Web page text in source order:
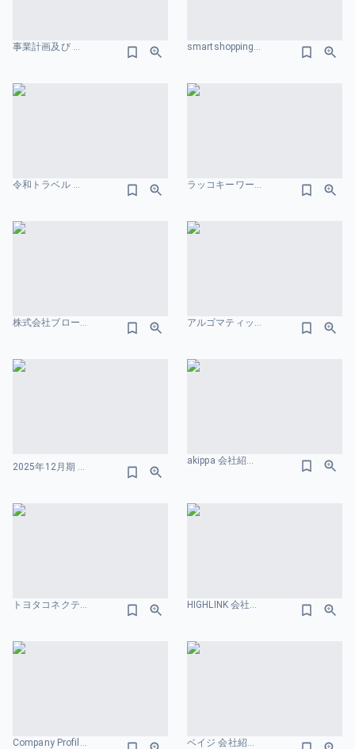
事業計画及び 成長可能性に関する説明資料 株式会社 グッドパッチ 会社概要のスライドデザイン smartshopping 会社紹介資料 会社概要のスライドデザイン
令和トラベル 会社概要のスライドデザイン ラッコキーワード-サービス紹介資料 会社概要のスライドデザイン
株式会社ブロードエンタープライズ 成長可能性に関する説明資料.pdf 会社概要のスライドデザイン アルゴマティック・ワークス・カンパニー・デッキ 会社概要のスライドデザイン
2025年12月期 通期 決算説明資料 および 事業計画及び成長可能性に関する事項 AppBank株式会社 会社概要のスライドデザイン
akippa 会社紹介資料 会社概要のスライドデザイン
トヨタコネクテッド 会社紹介資料 会社概要のスライドデザイン HIGHLINK 会社概要のスライドデザイン
Company Profile 会社概要のスライドデザイン ベイジ 会社紹介資料 会社概要のスライドデザイン